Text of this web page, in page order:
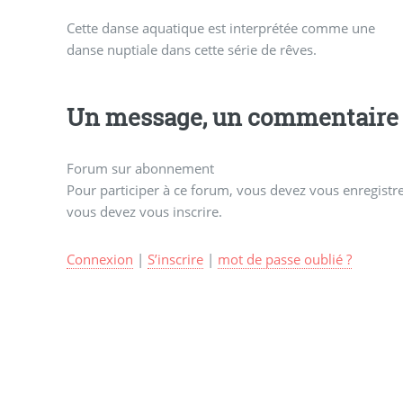
Cette danse aquatique est interprétée comme une
danse nuptiale dans cette série de rêves.
Un message, un commentaire
Forum sur abonnement
Pour participer à ce forum, vous devez vous
vous devez vous inscrire.
Connexion | S’inscrire| mot de passe oublié ?